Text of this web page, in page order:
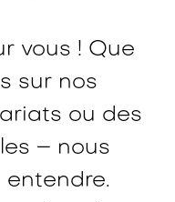
vous ! Que
sur nos
ou des
– nous
entendre.